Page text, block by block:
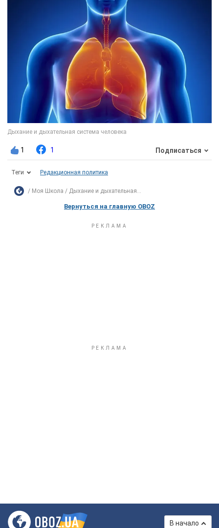
1 1 Подписаться
Теги Редакционная политика
Моя Школа Дыхание и дыхательная...
Вернуться на главную OBOZ
В начало